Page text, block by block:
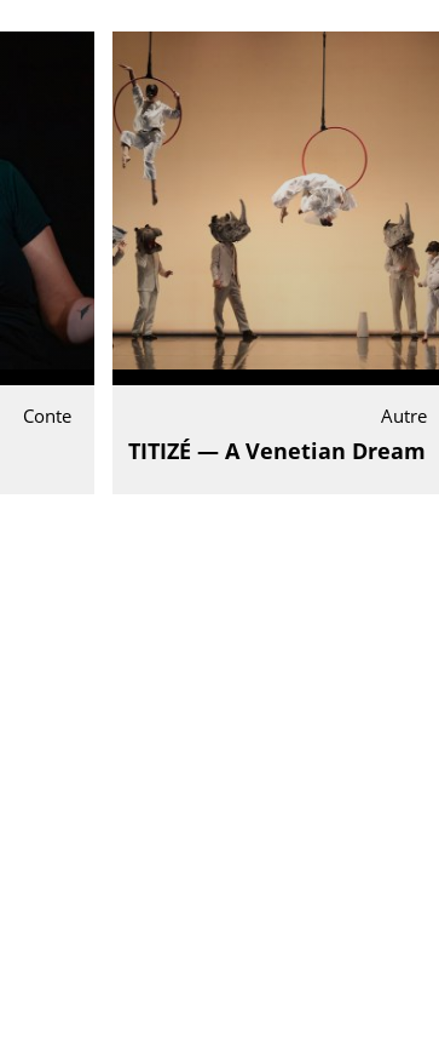
Conte Autre
TITIZÉ — A Venetian Dream